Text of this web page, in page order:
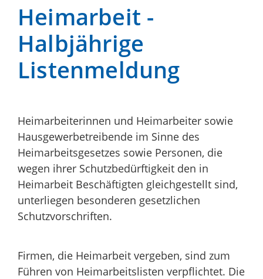
Heimarbeit -
Halbjährige
Listenmeldung
Heimarbeiterinnen und Heimarbeiter sowie
Hausgewerbetreibende im Sinne des
Heimarbeitsgesetzes sowie Personen, die
wegen ihrer Schutzbedürftigkeit den in
Heimarbeit Beschäftigten gleichgestellt sind,
unterliegen besonderen gesetzlichen
Schutzvorschriften.
Firmen, die Heimarbeit vergeben, sind zum
Führen von Heimarbeitslisten verpflichtet. Die